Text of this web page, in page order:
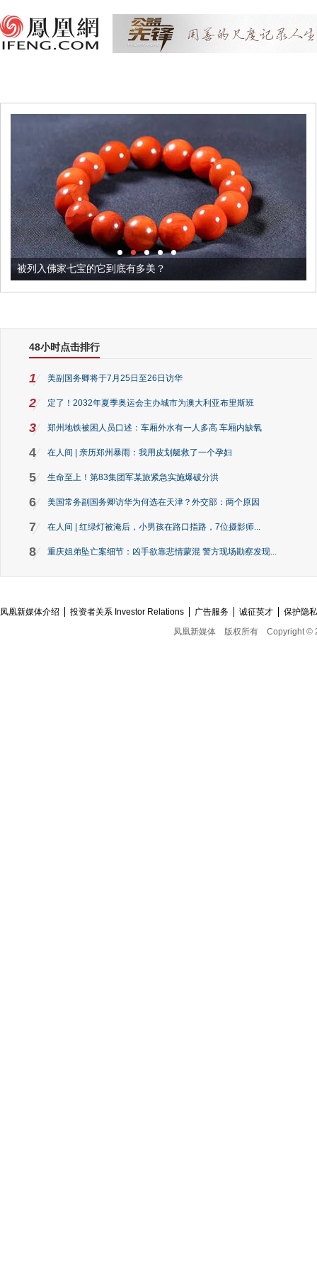
被列入佛家七宝的它到底有多美？
48小时点击排行
1 美副国务卿将于7月25日至26日访华
2 定了！2032年夏季奥运会主办城市为澳大利亚布里斯班
3 郑州地铁被困人员口述：车厢外水有一人多高 车厢内缺氧
4 在人间 | 亲历郑州暴雨：我用皮划艇救了一个孕妇
5 生命至上！第83集团军某旅紧急实施爆破分洪
6 美国常务副国务卿访华为何选在天津？外交部：两个原因
7 在人间 | 红绿灯被淹后，小男孩在路口指路，7位摄影师...
8 重庆姐弟坠亡案细节：凶手欲靠悲情蒙混 警方现场勘察发现...
凤凰新媒体介绍 投资者关系 Investor Relations 广告服务 诚征英才
保护隐
凤凰新媒体
版权所有 Copyright ©